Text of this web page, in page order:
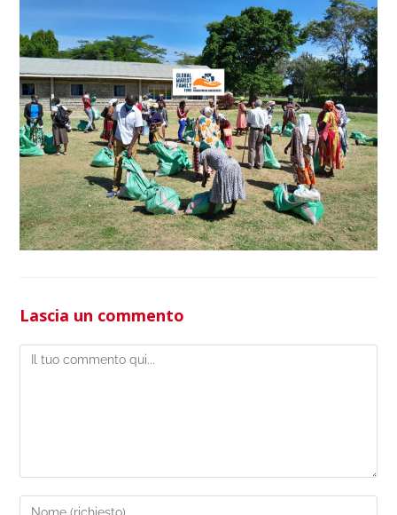
Lascia un commento